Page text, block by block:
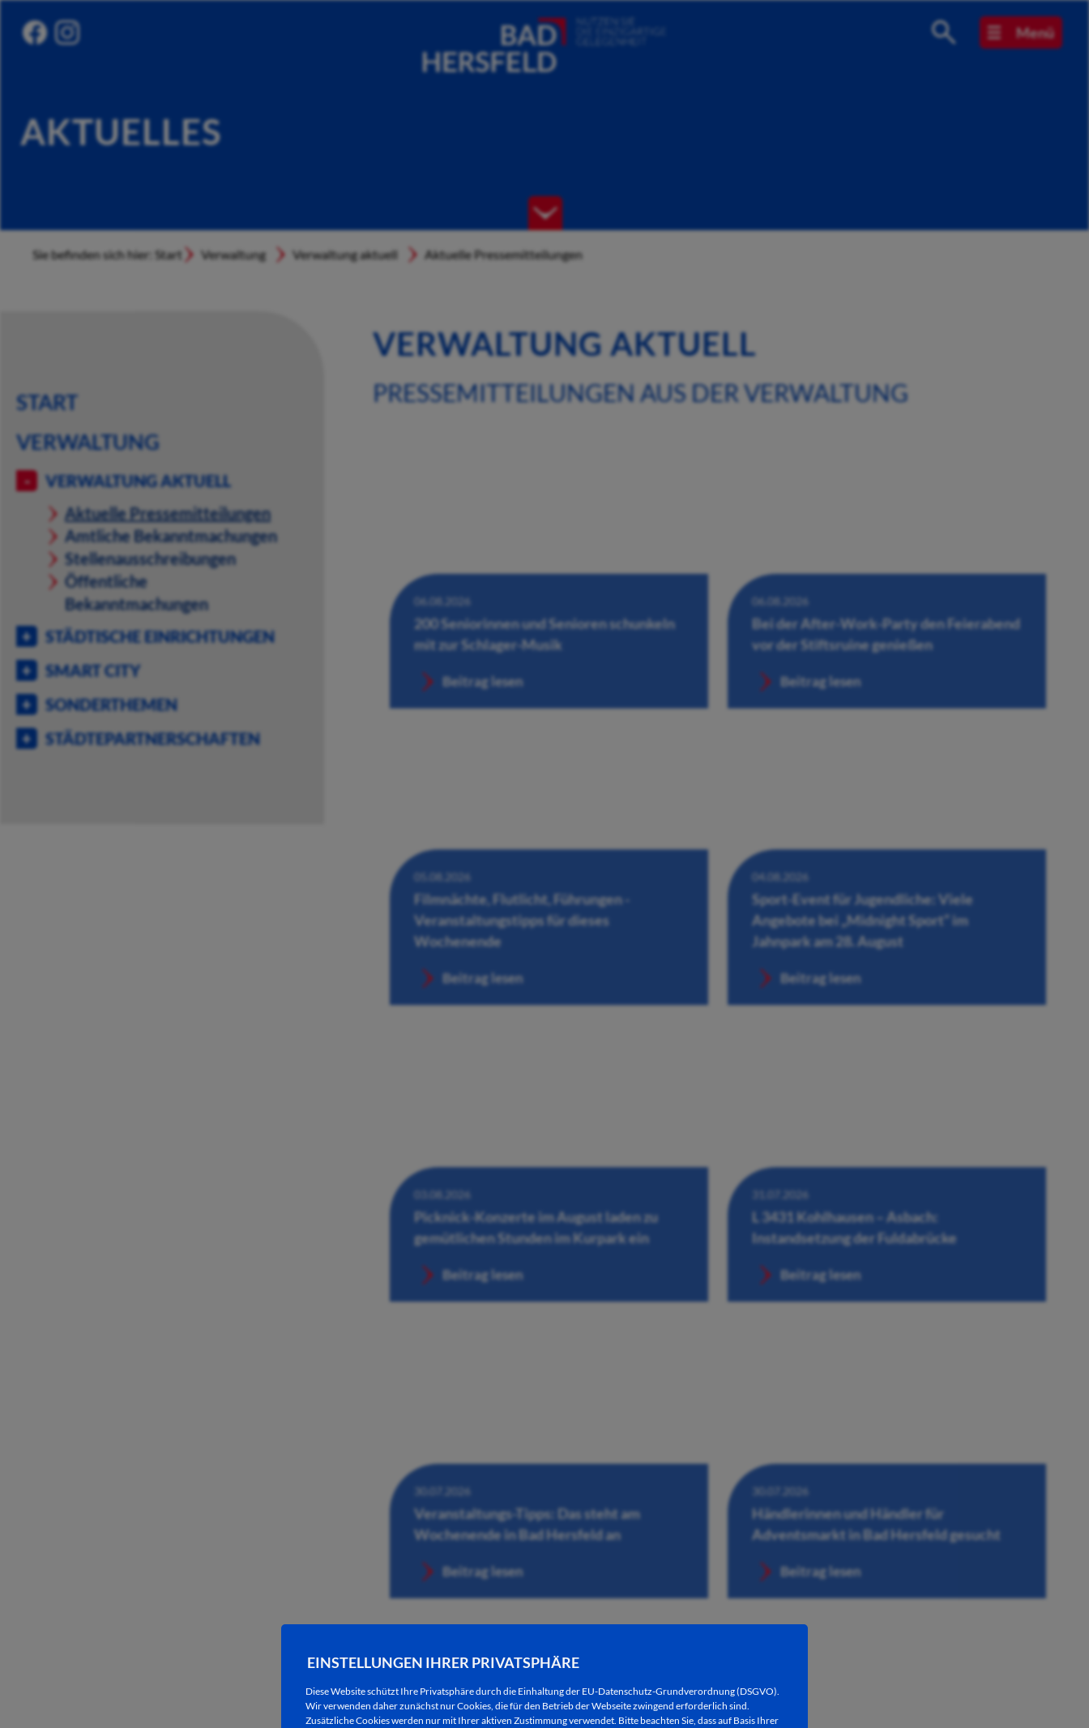
EINSTELLUNGEN IHRER PRIVATSPHÄRE
Diese Website schützt Ihre Privatsphäre durch die Einhaltung der EU-Datenschutz-Grundverordnung (DSGVO).
Wir verwenden daher zunächst nur Cookies, die für den Betrieb der Webseite zwingend erforderlich sind.
Zusätzliche Cookies werden nur mit Ihrer aktiven Zustimmung verwendet. Bitte beachten Sie, dass auf Basis Ihrer
Menü
AKTUELLES
Sie befinden sich hier: Start Verwaltung Verwaltung aktuell Aktuelle Pressemitteilungen
START
VERWALTUNG
VERWALTUNG AKTUELL
Aktuelle Pressemitteilungen
Amtliche Bekanntmachungen
Stellenausschreibungen
Öffentliche
Bekanntmachungen
STÄDTISCHE EINRICHTUNGEN
SMART CITY
SONDERTHEMEN
STÄDTEPARTNERSCHAFTEN
VERWALTUNG AKTUELL
PRESSEMITTEILUNGEN AUS DER VERWALTUNG
06.08.2026
200 Seniorinnen und Senioren schunkeln
mit zur Schlager-Musik
Beitrag lesen
06.08.2026
Bei der After-Work-Party den Feierabend
vor der Stiftsruine genießen
Beitrag lesen
05.08.2026
Filmnächte, Flutlicht, Führungen -
Veranstaltungstipps für dieses
Wochenende
Beitrag lesen
04.08.2026
Sport-Event für Jugendliche: Viele
Angebote bei „Midnight Sport“ im
Jahnpark am 28. August
Beitrag lesen
03.08.2026
Picknick-Konzerte im August laden zu
gemütlichen Stunden im Kurpark ein
Beitrag lesen
31.07.2026
L 3431 Kohlhausen – Asbach:
Instandsetzung der Fuldabrücke
Beitrag lesen
30.07.2026
Veranstaltungs-Tipps: Das steht am
Wochenende in Bad Hersfeld an
Beitrag lesen
30.07.2026
Händlerinnen und Händler für
Adventsmarkt in Bad Hersfeld gesucht
Beitrag lesen